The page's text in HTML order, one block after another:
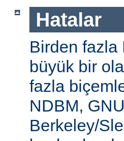
Hatalar
Birden fazla
büyük bir
fazla
NDBM,
Berkeley/